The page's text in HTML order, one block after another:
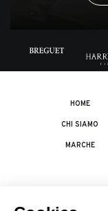
HOME
CHI SIAMO
MARCHE